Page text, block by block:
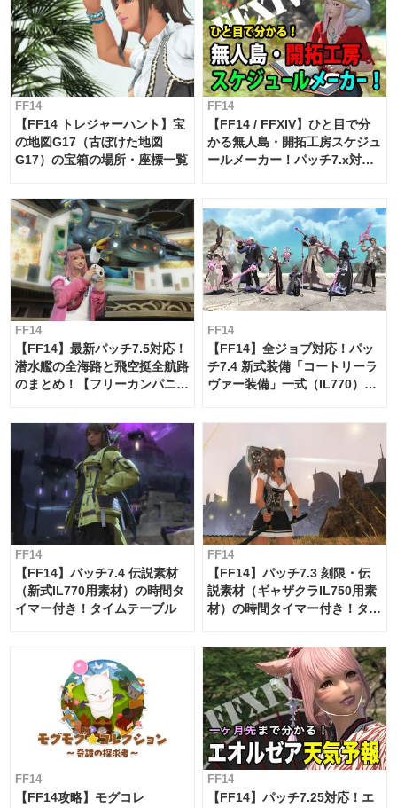
FF14
【FF14 トレジャーハント】宝
の地図G17（古ぼけた地図
G17）の宝箱の場所・座標一覧
FF14
【FF14 / FFXIV】ひと目で分
かる無人島・開拓工房スケジュ
ールメーカー！パッチ7.x対応
FF14
【FF14】最新パッチ7.5対応！
潜水艦の全海路と飛空挺全航路
のまとめ！【フリーカンパニ
FF14
【FF14】全ジョブ対応！パッ
チ7.4 新式装備「コートリーラ
ヴァー装備」一式（IL770）の
FF14
【FF14】パッチ7.4 伝説素材
（新式IL770用素材）の時間タ
イマー付き！タイムテーブル
FF14
【FF14】パッチ7.3 刻限・伝
説素材（ギャザクラIL750用素
材）の時間タイマー付き！タイ
FF14
【FF14攻略】モグコレ
FF14
【FF14】パッチ7.25対応！エ